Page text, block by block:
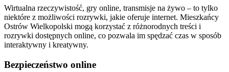
Wirtualna rzeczywistość, gry online, transmisje na żywo – to tylko
niektóre z możliwości rozrywki, jakie oferuje internet. Mieszkańcy
Ostrów Wielkopolski mogą korzystać z różnorodnych treści i
rozrywki dostępnych online, co pozwala im spędzać czas w sposób
interaktywny i kreatywny.
Bezpieczeństwo online